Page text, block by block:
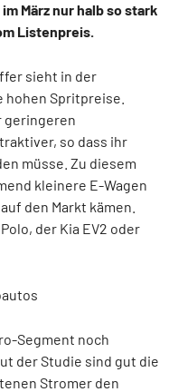
März nur halb so stark
Listenpreis.
sieht in der
Spritpreise.
geringeren
so dass ihr
müsse. Zu diesem
kleinere E-Wagen
den Markt kämen.
Polo, der Kia EV2 oder
Segment noch
der Studie sind gut die
Stromer den